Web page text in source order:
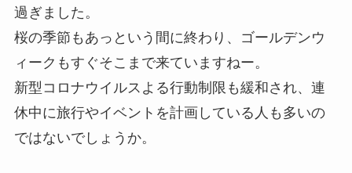
過ぎました。
桜の季節もあっという間に終わり、ゴールデンウ
ィークもすぐそこまで来ていますねー。
新型コロナウイルスよる行動制限も緩和され、連
休中に旅行やイベントを計画している人も多いの
ではないでしょうか。